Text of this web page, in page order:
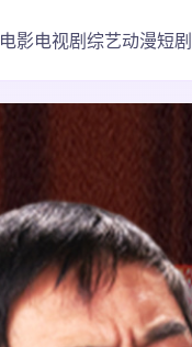
电影电视剧综艺动漫短剧